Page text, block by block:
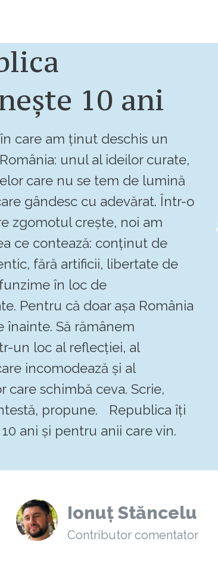
10 ani
care am ținut deschis un
unul al ideilor curate,
care nu se tem de lumină
gândesc cu adevărat. Într-o
zgomotul crește, noi am
ce contează: conținut de
fără artificii, libertate de
în loc de
Pentru că doar așa România
înainte. Să rămânem
un loc al reflecției, al
incomodează și al
care schimbă ceva. Scrie,
propune. Republica îți
ani și pentru anii care vin.
Ionuț Stăncelu
Contributor comentator